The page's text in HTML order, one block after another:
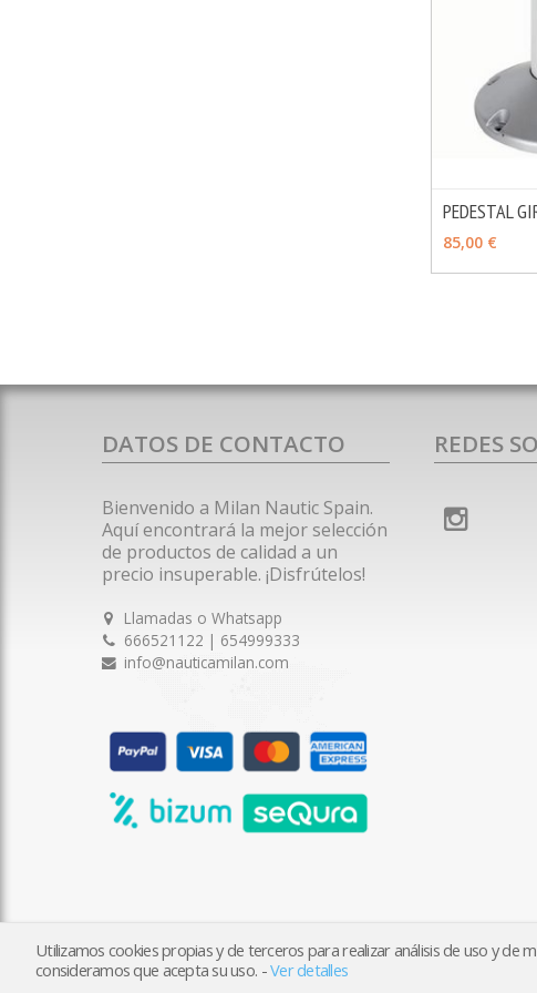
Utilizamos cookies propias y de terceros para realizar análisis de uso y de
consideramos que acepta su uso. -Ver detalles
PEDESTAL
85,00 €
DATOS DE CONTACTO
Bienvenido a Milan Nautic Spain.
Aquí encontrará la mejor selección
de productos de calidad a un
precio insuperable. ¡Disfrútelos!
Llamadas o Whatsapp
666521122 | 654999333
info@nauticamilan.com
REDES
2026 © Milan Nautic Spain S.L.U. | Tienda creada contiendy